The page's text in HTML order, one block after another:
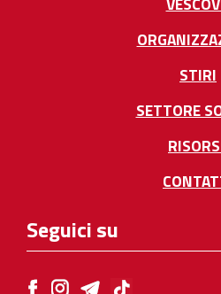
STIRI
SETTORE
Seguici su